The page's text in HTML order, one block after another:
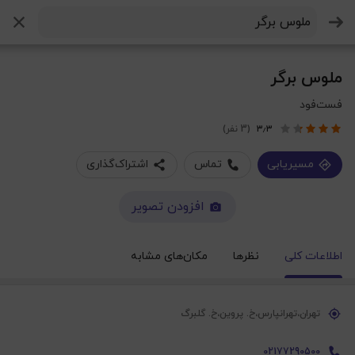
ملوس برگر
فست‌فود
۳٫۳ (3 نفر)
مسیریابی تماس اشتراک‌گذاری
افزودن تصویر
اطلاعات کلی نظرها مکان‌های مشابه
تهران،تهرانپارس،خ. پروین،خ. گلبرگ
02177290500
جستجو